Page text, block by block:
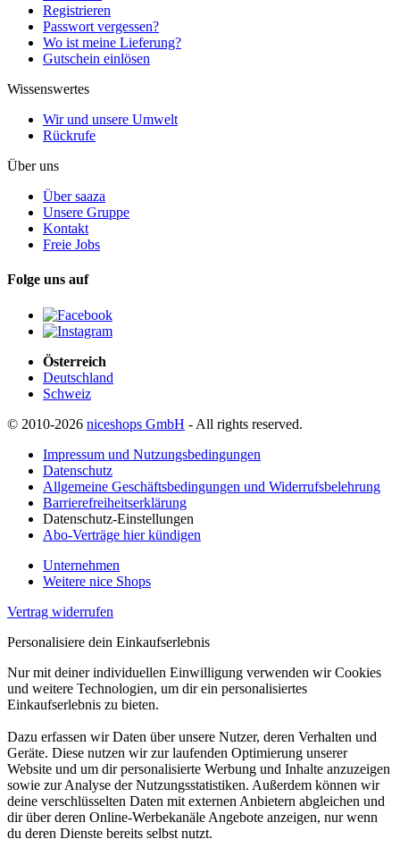
Registrieren
Passwort vergessen?
Wo ist meine Lieferung?
Gutschein einlösen
Wissenswertes
Wir und unsere Umwelt
Rückrufe
Über uns
Über saaza
Unsere Gruppe
Kontakt
Freie Jobs
Folge uns auf
Österreich
Deutschland
Schweiz
© 2010-2026 niceshops GmbH - All rights reserved.
Impressum und Nutzungsbedingungen
Datenschutz
Allgemeine Geschäftsbedingungen und Widerrufsbelehrung
Barrierefreiheitserklärung
Datenschutz-Einstellungen
Abo-Verträge hier kündigen
Unternehmen
Weitere nice Shops
Vertrag widerrufen
Personalisiere dein Einkaufserlebnis
Nur mit deiner individuellen Einwilligung verwenden wir Cookies
und weitere Technologien, um dir ein personalisiertes
Einkaufserlebnis zu bieten.
Dazu erfassen wir Daten über unsere Nutzer, deren Verhalten und
Geräte. Diese nutzen wir zur laufenden Optimierung unserer
Website und um dir personalisierte Werbung und Inhalte anzuzeigen
sowie zur Analyse der Nutzungsstatistiken. Außerdem können wir
deine verschlüsselten Daten mit externen Anbietern abgleichen und
dir über deren Online-Werbekanäle Angebote anzeigen, nur wenn
du deren Dienste bereits selbst nutzt.